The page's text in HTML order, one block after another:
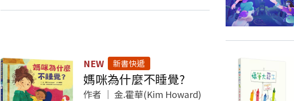
NEW 新書快遞
媽咪為什麼不睡覺?
作者 ｜ 金.霍華(Kim Howard)